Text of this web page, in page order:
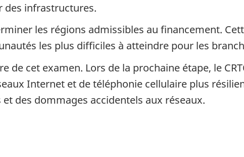
des infrastructures.
les régions admissibles au financement.
les plus difficiles à atteindre pour les
de cet examen. Lors de la prochaine étape, le
Internet et de téléphonie cellulaire plus
des dommages accidentels aux réseaux.